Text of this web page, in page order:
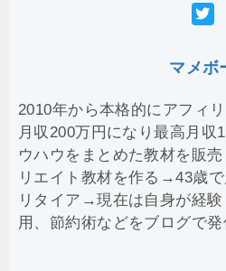
マメボ
2010年から本格的にアフィ
月収200万円になり最高月
ウハウをまとめた教材を販
リエイト教材を作る→43歳
リタイア→現在は自身が経
用、節約術などをブログで発